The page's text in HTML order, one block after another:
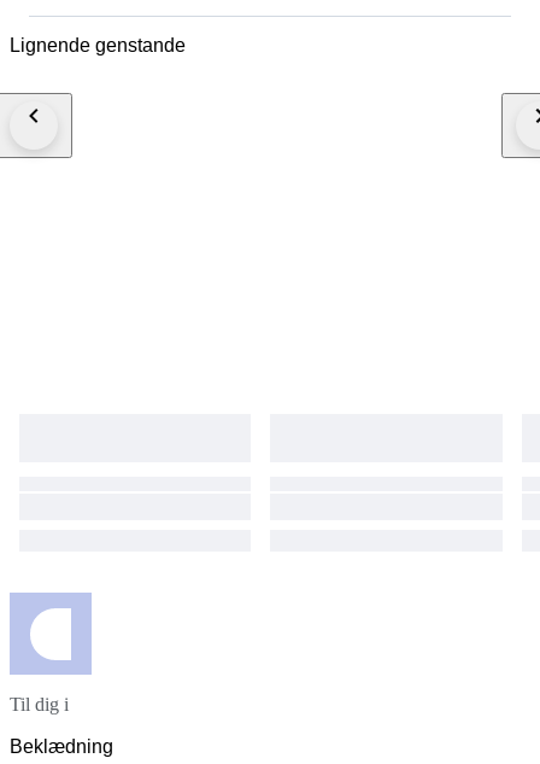
Lignende genstande
Til dig i
Beklædning